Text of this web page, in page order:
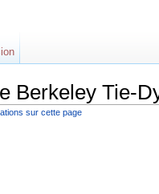
Berkeley Tie-
sur cette page